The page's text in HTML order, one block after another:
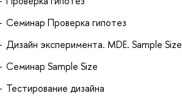
Семинар Проверка гипотез
Дизайн эксперимента. MDE. Sample Size
Семинар Sample Size
Тестирование дизайна